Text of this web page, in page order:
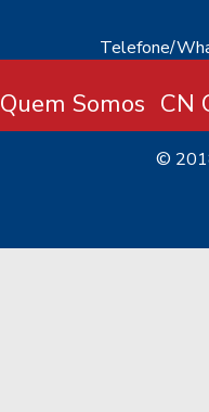
Telefone/
Quem Somos CN
©